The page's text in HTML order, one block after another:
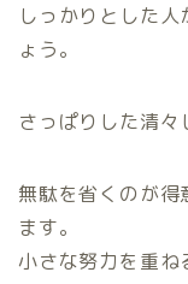
しっかりとした
ょう。
さっぱりした清
無駄を省くのが
ます。
小さな努力を重ね